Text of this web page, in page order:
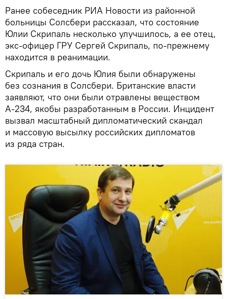
Ранее собеседник РИА Новости из районной
больницы Солсбери рассказал, что состояние
Юлии Скрипаль несколько улучшилось, а ее отец,
экс-офицер ГРУ Сергей Скрипаль, по-прежнему
находится в реанимации.
Скрипаль и его дочь Юлия были обнаружены
без сознания в Солсбери. Британские власти
заявляют, что они были отравлены веществом
А-234, якобы разработанным в России. Инцидент
вызвал масштабный дипломатический скандал
и массовую высылку российских дипломатов
из ряда стран.